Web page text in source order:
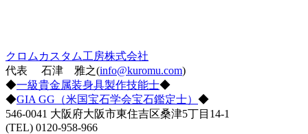
クロムカスタム工房株式会社
代表 石津 雅之(info@kuromu.com)
◆一級貴金属装身具製作技能士◆
◆GIA GG（米国宝石学会宝石鑑定士） ◆
546-0041 大阪府大阪市東住吉区桑津5丁目14-1
(TEL) 0120-958-966